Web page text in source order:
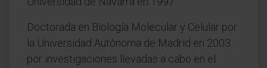
Doctorada en Biología Molecular y Celular por
la Universidad Autónoma de Madrid en 2003
por investigaciones llevadas a cabo en el